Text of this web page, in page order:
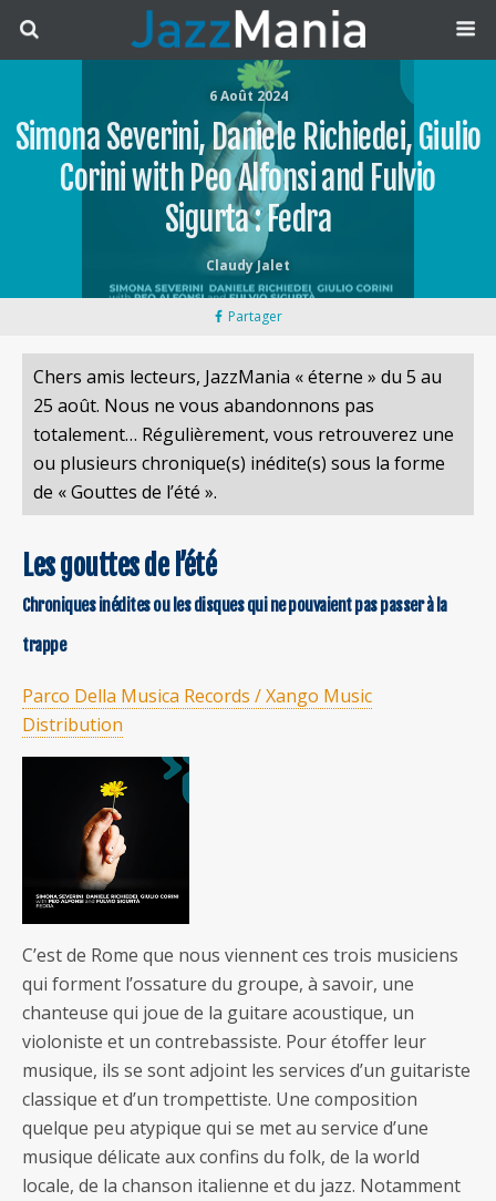
6 Août 2024
Simona Severini, Daniele Richiedei, Giulio
Corini with Peo Alfonsi and Fulvio
Sigurta : Fedra
Claudy Jalet
Partager
Chers amis lecteurs, JazzMania « éterne » du 5 au
25 août. Nous ne vous abandonnons pas
totalement… Régulièrement, vous retrouverez une
ou plusieurs chronique(s) inédite(s) sous la forme
de « Gouttes de l’été ».
Les gouttes de l’été
Chroniques inédites ou les disques qui ne pouvaient pas passer à la
trappe
Parco Della Musica Records / Xango Music
Distribution
C’est de Rome que nous viennent ces trois musiciens
qui forment l’ossature du groupe, à savoir, une
chanteuse qui joue de la guitare acoustique, un
violoniste et un contrebassiste. Pour étoffer leur
musique, ils se sont adjoint les services d’un guitariste
classique et d’un trompettiste. Une composition
quelque peu atypique qui se met au service d’une
musique délicate aux confins du folk, de la world
locale, de la chanson italienne et du jazz. Notamment